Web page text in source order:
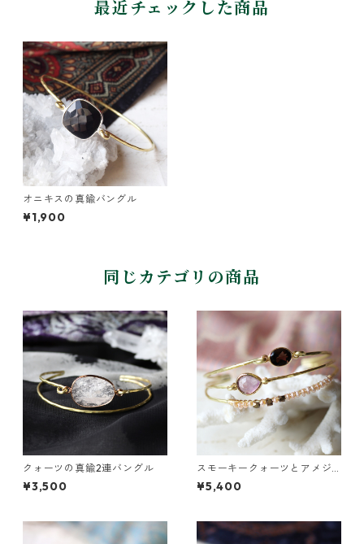
最近チェックした商品
オニキスの真鍮バングル
¥1,900
同じカテゴリの商品
クォーツの真鍮2連バングル
¥3,500
スモーキークォーツとアメジ
ストの真鍮3連バングル
¥5,400